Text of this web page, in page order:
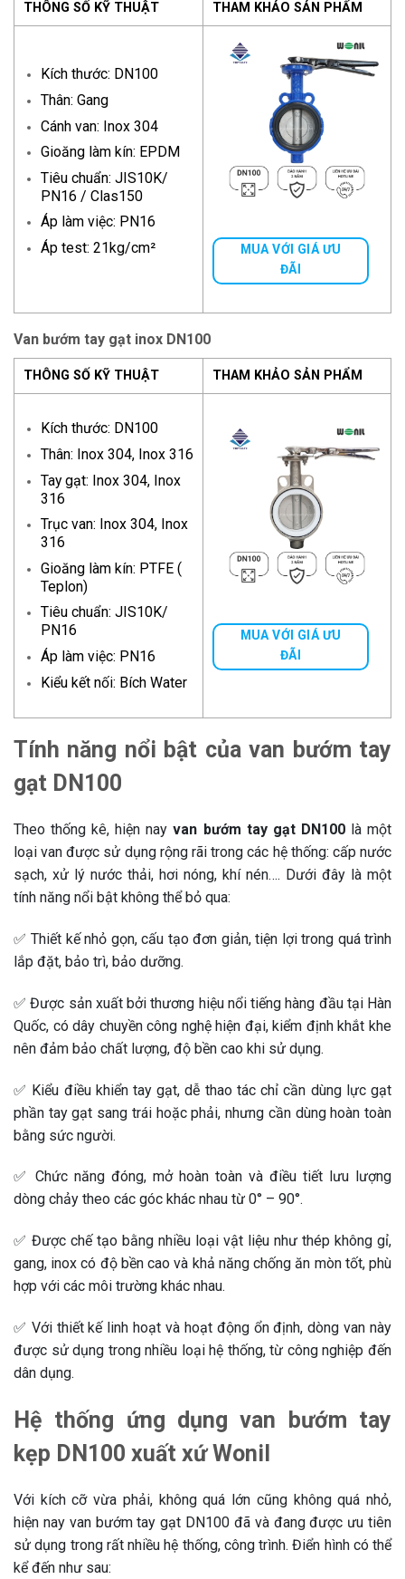
THÔNG SỐ KỸ THUẬT THAM KHẢO SẢN PHẨM
Kích thước: DN100
Thân: Gang
Cánh van: Inox 304
Gioăng làm kín: EPDM
Tiêu chuẩn: JIS10K/
PN16 / Clas150
Áp làm việc: PN16
Áp test: 21kg/cm²
MUA VỚI GIÁ ƯU
ĐÃI
Van bướm tay gạt inox DN100
THÔNG SỐ KỸ THUẬT THAM KHẢO SẢN PHẨM
Kích thước: DN100
Thân: Inox 304, Inox 316
Tay gạt: Inox 304, Inox
316
Trục van: Inox 304, Inox
316
Gioăng làm kín: PTFE (
Teplon)
Tiêu chuẩn: JIS10K/
PN16
Áp làm việc: PN16
Kiểu kết nối: Bích Water
MUA VỚI GIÁ ƯU
ĐÃI
Tính năng nổi bật của van bướm tay
gạt DN100
Theo thống kê, hiện nayvan bướm tay gạt DN100 là một
loại van được sử dụng rộng rãi trong các hệ thống: cấp nước
sạch, xử lý nước thải, hơi nóng, khí nén…. Dưới đây là một
tính năng nổi bật không thể bỏ qua:
✅ Thiết kế nhỏ gọn, cấu tạo đơn giản, tiện lợi trong quá trình
lắp đặt, bảo trì, bảo dưỡng.
✅ Được sản xuất bởi thương hiệu nổi tiếng hàng đầu tại Hàn
Quốc, có dây chuyền công nghệ hiện đại, kiểm định khắt khe
nên đảm bảo chất lượng, độ bền cao khi sử dụng.
✅ Kiểu điều khiển tay gạt, dễ thao tác chỉ cần dùng lực gạt
phần tay gạt sang trái hoặc phải, nhưng cần dùng hoàn toàn
bằng sức người.
✅ Chức năng đóng, mở hoàn toàn và điều tiết lưu lượng
dòng chảy theo các góc khác nhau từ 0° – 90°.
✅ Được chế tạo bằng nhiều loại vật liệu như thép không gỉ,
gang, inox có độ bền cao và khả năng chống ăn mòn tốt, phù
hợp với các môi trường khác nhau.
✅ Với thiết kế linh hoạt và hoạt động ổn định, dòng van này
được sử dụng trong nhiều loại hệ thống, từ công nghiệp đến
dân dụng.
Hệ thống ứng dụng van bướm tay
kẹp DN100 xuất xứ Wonil
Với kích cỡ vừa phải, không quá lớn cũng không quá nhỏ,
hiện nay van bướm tay gạt DN100 đã và đang được ưu tiên
sử dụng trong rất nhiều hệ thống, công trình. Điển hình có thể
kể đến như sau: